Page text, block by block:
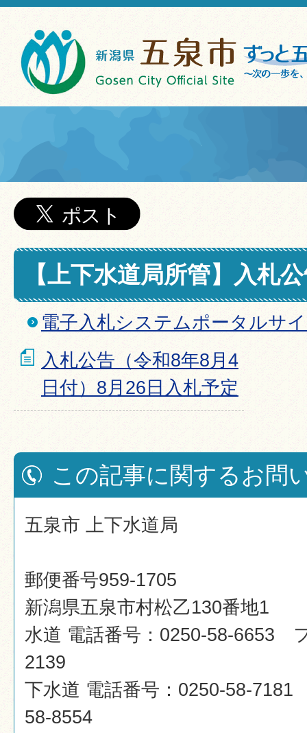
【上下水道局所管】入札
電子入札システムポータルサ
入札公告（令和8年8月4
日付）8月26日入札予定
この記事に関するお問
五泉市 上下水道局
郵便番号959-1705
新潟県五泉市村松乙130番地1
水道 電話番号：0250-58-6653
2139
下水道 電話番号：0250-58-
58-8554